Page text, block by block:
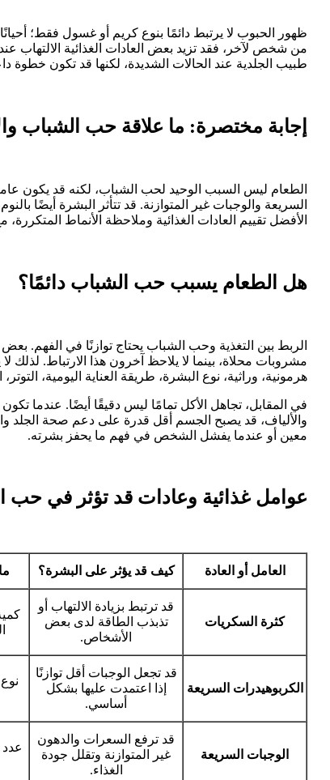
ظهور الحبوب لا يرتبط دائمًا بنوع كريم أو غسول فقط؛
من شخص لآخر، فقد تزيد بعض العادات الغذائية الالتهاب عند
طبيب الجلدية عند الحالات الشديدة، لكنها قد تكون خطوة
إجابة مختصرة: ما علاقة حب الشباب
الطعام ليس السبب الوحيد لحب الشباب، لكنه قد يكون
السريعة والوجبات غير المتوازنة. قد تتأثر البشرة أيضًا
الأفضل تقييم العادات الغذائية وملاحظة الأنماط
هل الطعام يسبب حب الشباب دائمًا؟
الربط بين التغذية وحب الشباب يحتاج توازنًا في الفهم.
مشروبات محلاة، بينما لا يلاحظ آخرون هذا الارتباط.
هرمونية، وراثية، نوع البشرة، طريقة العناية اليومية،
في المقابل، تجاهل الأكل تمامًا ليس دقيقًا أيضًا. عندما
والألياف، قد يصبح الجسم أقل قدرة على دعم صحة الجلد
معين أو عندما يفشل الشخص في فهم ما يحفز بشرته.
عوامل غذائية وعادات قد تؤثر في حب
العامل أو العادة كيف قد يؤثر على البشرة؟
كثرة السكريات
قد ترتبط بزيادة الالتهاب أو
تذبذب الطاقة لدى بعض
الأشخاص.
الكربوهيدرات السريعة
قد تجعل الوجبات أقل توازنًا
إذا اعتمدت عليها بشكل
أساسي.
الوجبات السريعة
قد ترفع السعرات والدهون
غير المتوازنة وتقلل جودة
الغذاء.
عدد